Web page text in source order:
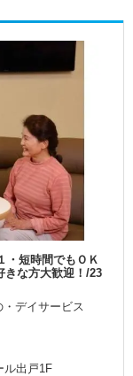
・短時間でもＯＫ
きな方大歓迎！/23
デイサービス
ル出戸1F